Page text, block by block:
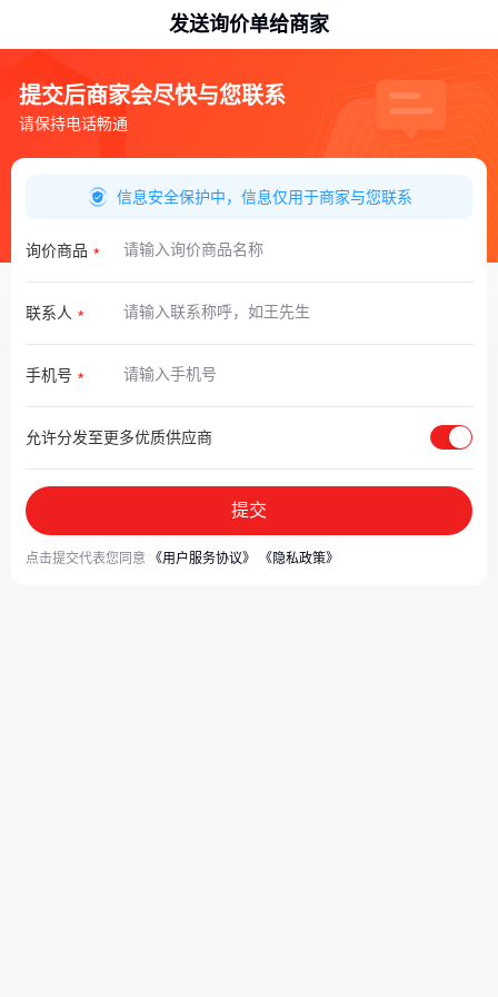
发送询价单给商家
提交后商家会尽快与您联系
请保持电话畅通
信息安全保护中，信息仅用于商家与您联系
询价商品
联系人
手机号
允许分发至更多优质供应商
提交
点击提交代表您同意 《用户服务协议》 《隐私政策》